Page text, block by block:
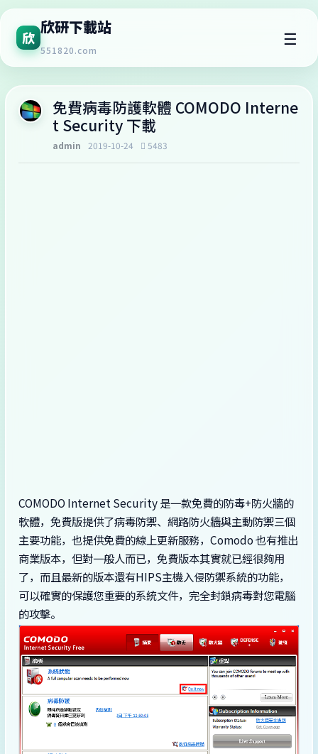
欣
欣研下載站
551820.com
☰
免費病毒防護軟體 COMODO Interne
t Security 下載
admin 2019-10-24 5483
COMODO Internet Security 是一款免費的防毒+防火牆的
軟體，免費版提供了病毒防禦、網路防火牆與主動防禦三個
主要功能，也提供免費的線上更新服務，Comodo 也有推出
商業版本，但對一般人而已，免費版本其實就已經很夠用
了，而且最新的版本還有HIPS主機入侵防禦系統的功能，
可以確實的保護您重要的系統文件，完全封鎖病毒對您電腦
的攻擊。